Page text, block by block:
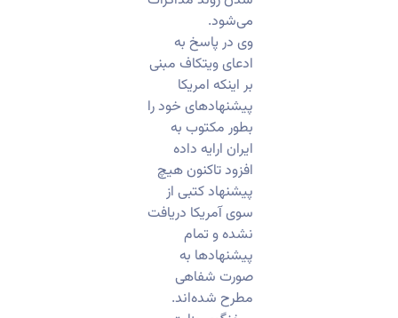
می‌شود.
وی در پاسخ به
ادعای ویتکاف مبنی
بر اینکه امریکا
پیشنهادهای خود را
بطور مکتوب به
ایران ارایه داده
افزود تاکنون هیچ
پیشنهاد کتبی از
سوی آمریکا دریافت
نشده و تمام
پیشنهادها به
صورت شفاهی
مطرح شده‌اند.